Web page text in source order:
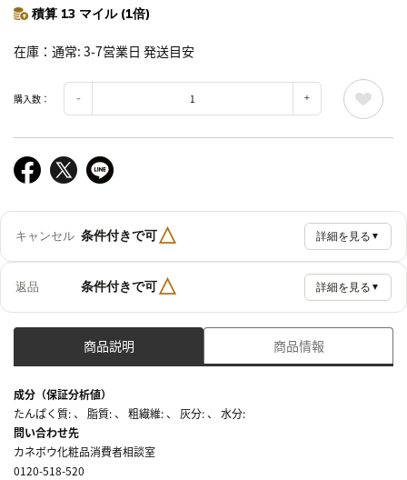
積算 13 マイル (1倍)
在庫 通常: 3-7営業日 発送目安
購入数：
キャンセル 条件付きで可△ 詳細を見る ▼
返品 条件付きで可△ 詳細を見る ▼
商品説明 商品情報
成分（保証分析値）
たんぱく質: 、 脂質: 、 粗繊維: 、 灰分: 、 水分:
問い合わせ先
カネボウ化粧品消費者相談室
0120-518-520